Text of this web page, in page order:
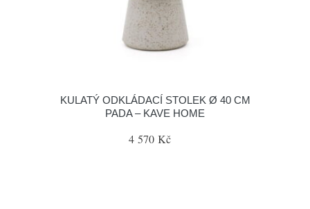
KULATÝ ODKLÁDACÍ STOLEK Ø 40 CM
PADA – KAVE HOME
4 570 Kč